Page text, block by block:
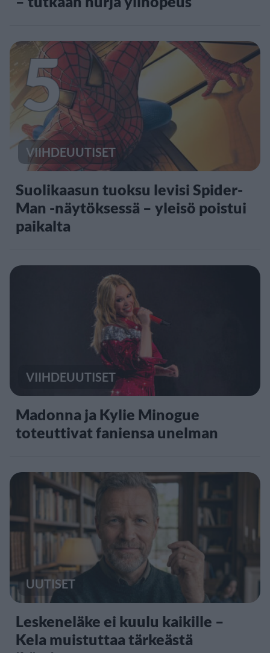
5
VIIHDEUUTISET
Suolikaasun tuoksu levisi Spider-
Man -näytöksessä – yleisö poistui
paikalta
VIIHDEUUTISET
Madonna ja Kylie Minogue
toteuttivat faniensa unelman
UUTISET
Leskeneläke ei kuulu kaikille –
Kela muistuttaa tärkeästä